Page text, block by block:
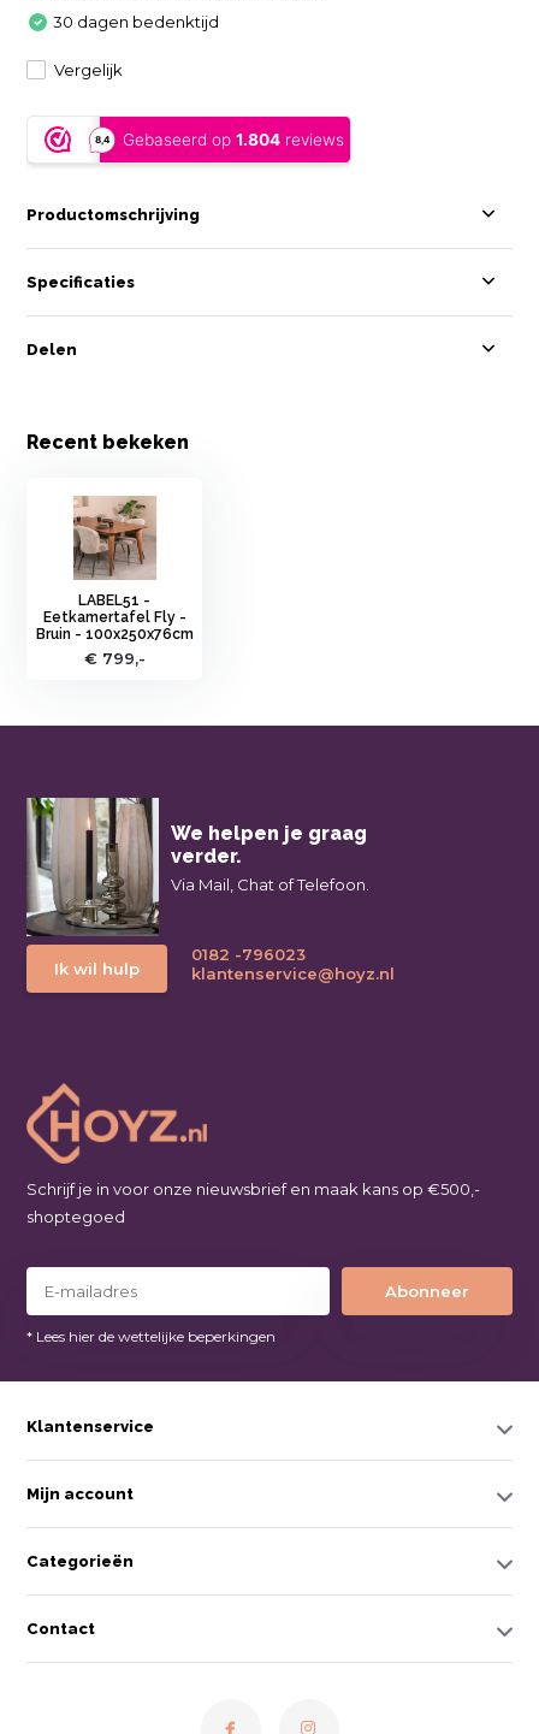
30 dagen bedenktijd
Vergelijk
Productomschrijving
Specificaties
Delen
Recent bekeken
LABEL51 -
Eetkamertafel Fly -
Bruin - 100x250x76cm
€ 799,-
We helpen je graag
verder.
Via Mail, Chat of Telefoon.
Ik wil hulp
0182 -796023
klantenservice@hoyz.nl
Schrijf je in voor onze nieuwsbrief en maak kans op €500,-
shoptegoed
Abonneer
* Lees hier de wettelijke beperkingen
Klantenservice
Mijn account
Categorieën
Contact